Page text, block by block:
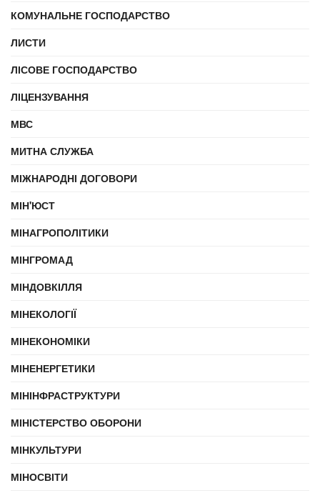
КОМУНАЛЬНЕ ГОСПОДАРСТВО
ЛИСТИ
ЛІСОВЕ ГОСПОДАРСТВО
ЛІЦЕНЗУВАННЯ
МВС
МИТНА СЛУЖБА
МІЖНАРОДНІ ДОГОВОРИ
МІН'ЮСТ
МІНАГРОПОЛІТИКИ
МІНГРОМАД
МІНДОВКІЛЛЯ
МІНЕКОЛОГІЇ
МІНЕКОНОМІКИ
МІНЕНЕРГЕТИКИ
МІНІНФРАСТРУКТУРИ
МІНІСТЕРСТВО ОБОРОНИ
МІНКУЛЬТУРИ
МІНОСВІТИ